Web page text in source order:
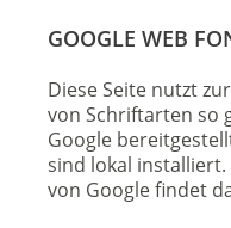
GOOGLE WEB
Diese Seite nutzt
von Schriftarten so
Google
sind lokal installiert.
von Google findet